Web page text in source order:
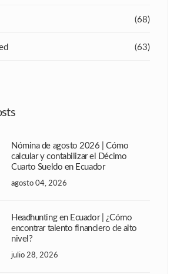
(68)
(63)
Nómina de agosto 2026 | Cómo
calcular y contabilizar el Décimo
Cuarto Sueldo en Ecuador
agosto 04, 2026
Headhunting en Ecuador | ¿Cómo
encontrar talento financiero de alto
nivel?
julio 28, 2026